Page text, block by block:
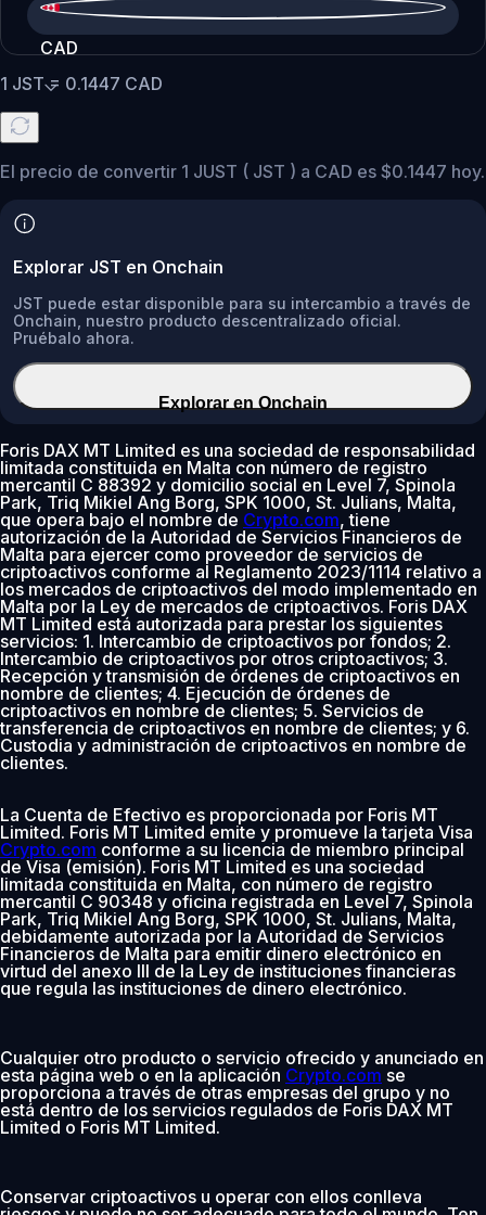
CAD
1 JST= 0.1447 CAD
El precio de convertir 1 JUST ( JST ) a CAD es $0.1447 hoy.
Explorar JST en Onchain
JST puede estar disponible para su intercambio a través de
Onchain, nuestro producto descentralizado oficial.
Pruébalo ahora.
Explorar en Onchain
Foris DAX MT Limited es una sociedad de responsabilidad
limitada constituida en Malta con número de registro
mercantil C 88392 y domicilio social en Level 7, Spinola
Park, Triq Mikiel Ang Borg, SPK 1000, St. Julians, Malta,
que opera bajo el nombre de Crypto.com, tiene
autorización de la Autoridad de Servicios Financieros de
Malta para ejercer como proveedor de servicios de
criptoactivos conforme al Reglamento 2023/1114 relativo a
los mercados de criptoactivos del modo implementado en
Malta por la Ley de mercados de criptoactivos. Foris DAX
MT Limited está autorizada para prestar los siguientes
servicios: 1. Intercambio de criptoactivos por fondos; 2.
Intercambio de criptoactivos por otros criptoactivos; 3.
Recepción y transmisión de órdenes de criptoactivos en
nombre de clientes; 4. Ejecución de órdenes de
criptoactivos en nombre de clientes; 5. Servicios de
transferencia de criptoactivos en nombre de clientes; y 6.
Custodia y administración de criptoactivos en nombre de
clientes.
La Cuenta de Efectivo es proporcionada por Foris MT
Limited. Foris MT Limited emite y promueve la tarjeta Visa
Crypto.com conforme a su licencia de miembro principal
de Visa (emisión). Foris MT Limited es una sociedad
limitada constituida en Malta, con número de registro
mercantil C 90348 y oficina registrada en Level 7, Spinola
Park, Triq Mikiel Ang Borg, SPK 1000, St. Julians, Malta,
debidamente autorizada por la Autoridad de Servicios
Financieros de Malta para emitir dinero electrónico en
virtud del anexo III de la Ley de instituciones financieras
que regula las instituciones de dinero electrónico.
Cualquier otro producto o servicio ofrecido y anunciado en
esta página web o en la aplicación Crypto.com se
proporciona a través de otras empresas del grupo y no
está dentro de los servicios regulados de Foris DAX MT
Limited o Foris MT Limited.
Conservar criptoactivos u operar con ellos conlleva